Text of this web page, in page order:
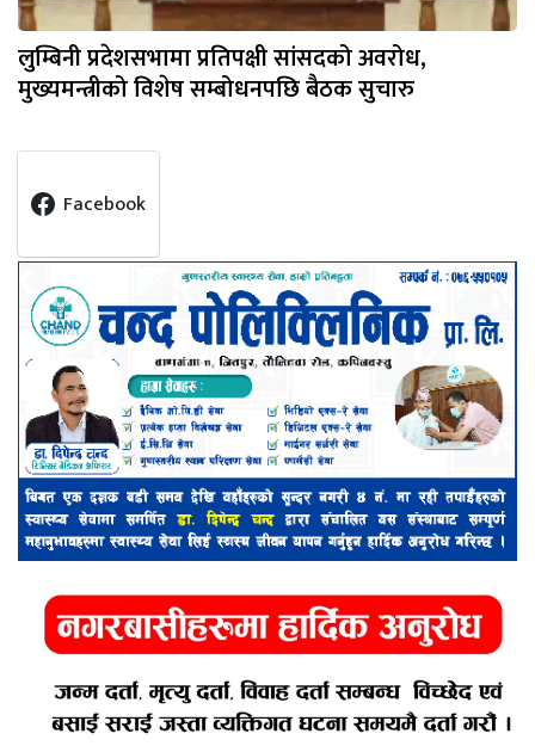
लुम्बिनी प्रदेशसभामा प्रतिपक्षी सांसदको अवरोध,
मुख्यमन्त्रीको विशेष सम्बोधनपछि बैठक सुचारु
Facebook